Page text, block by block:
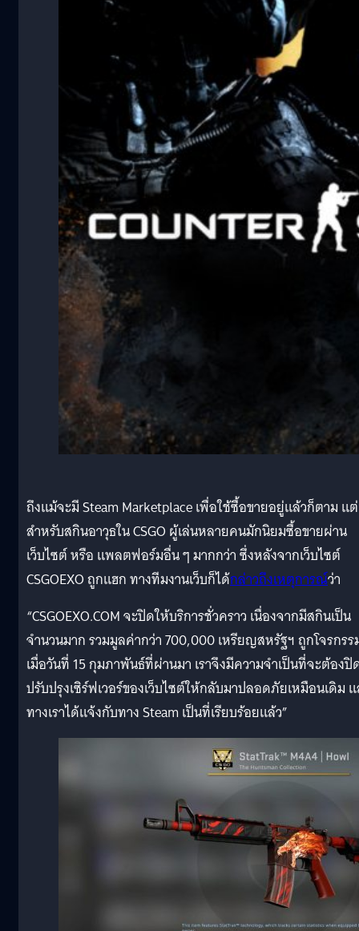
ถึงแม้จะมี Steam Marketplace เพื่อใช้ซื้อขายอยู่แล้วก็ตาม แต่
สำหรับสกินอาวุธใน CSGO ผู้เล่นหลายคนมักนิยมซื้อขายผ่าน
เว็บไซต์ หรือ แพลตฟอร์มอื่น ๆ มากกว่า ซึ่งหลังจากเว็บไซต์
CSGOEXO ถูกแฮก ทางทีมงานเว็บก็ได้กล่าวถึงเหตุการณ์ว่า
“CSGOEXO.COM จะปิดให้บริการชั่วคราว เนื่องจากมีสกินเป็น
จำนวนมาก รวมมูลค่ากว่า 700,000 เหรียญสหรัฐฯ ถูกโจรกรร
เมื่อวันที่ 15 กุมภาพันธ์ที่ผ่านมา เราจึงมีความจำเป็นที่จะต้องปิ
ปรับปรุงเซิร์ฟเวอร์ของเว็บไซต์ให้กลับมาปลอดภัยเหมือนเดิม
ทางเราได้แจ้งกับทาง Steam เป็นที่เรียบร้อยแล้ว”